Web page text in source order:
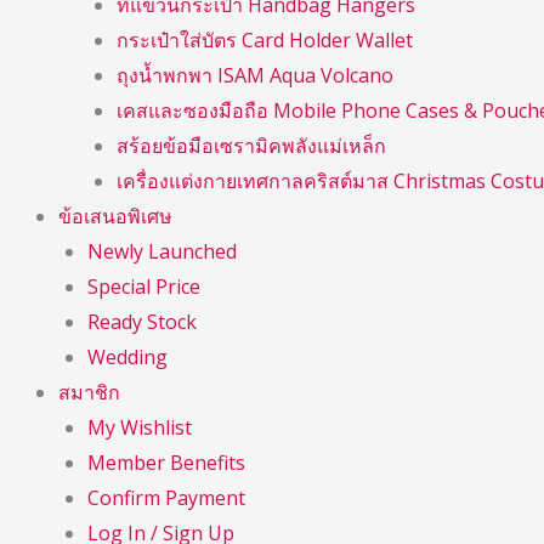
กระเป๋าใส่บัตร Card Holder Wallet
ถุงน้ำพกพา ISAM Aqua Volcano
เคสและซองมือถือ Mobile Phone Cases &
สร้อยข้อมือเซรามิคพลังแม่เหล็ก
เครื่องแต่งกายเทศกาลคริสต์มาส Christmas
ข้อเสนอพิเศษ
Newly Launched
Special Price
Ready Stock
Wedding
สมาชิก
My Wishlist
Member Benefits
Confirm Payment
Log In / Sign Up